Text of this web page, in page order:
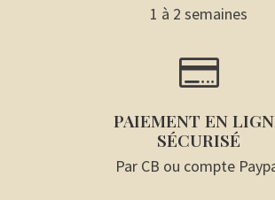
1 à 2 semaines

PAIEMENT EN
SÉCURISÉ
Par CB ou compte